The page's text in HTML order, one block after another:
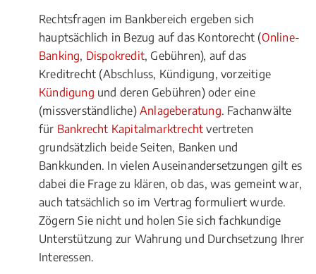
Rechtsfragen im Bankbereich ergeben sich
hauptsächlich in Bezug auf das Kontorecht (Online-
Banking, Dispokredit, Gebühren), auf das
Kreditrecht (Abschluss, Kündigung, vorzeitige
Kündigung und deren Gebühren) oder eine
(missverständliche) Anlageberatung. Fachanwälte
für Bankrecht Kapitalmarktrecht vertreten
grundsätzlich beide Seiten, Banken und
Bankkunden. In vielen Auseinandersetzungen gilt es
dabei die Frage zu klären, ob das, was gemeint war,
auch tatsächlich so im Vertrag formuliert wurde.
Zögern Sie nicht und holen Sie sich fachkundige
Unterstützung zur Wahrung und Durchsetzung Ihrer
Interessen.